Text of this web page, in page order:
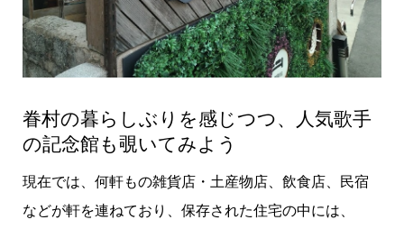
眷村の暮らしぶりを感じつつ、人気歌手
の記念館も覗いてみよう
現在では、何軒もの雑貨店・土産物店、飲食店、民宿
などが軒を連ねており、保存された住宅の中には、